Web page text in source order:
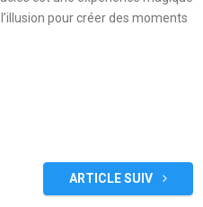
pour créer des moments
ARTICLE SUIV